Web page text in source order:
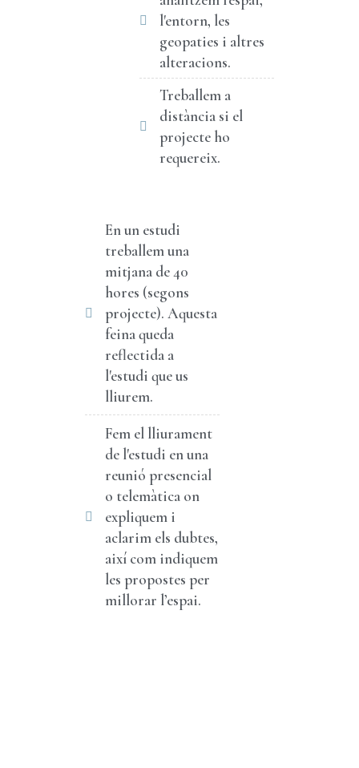
l'entorn, les
geopaties i altres
alteracions.
Treballem a
distància si el
projecte ho
requereix.
En un estudi
treballem una
mitjana de 40
hores (segons
projecte). Aquesta
feina queda
reflectida a
l'estudi que us
lliurem.
Fem el lliurament
de l'estudi en una
reunió presencial
o telemàtica on
expliquem i
aclarim els dubtes,
així com indiquem
les propostes per
millorar l’espai.